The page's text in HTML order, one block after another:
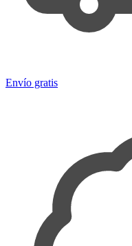
Envío gratis